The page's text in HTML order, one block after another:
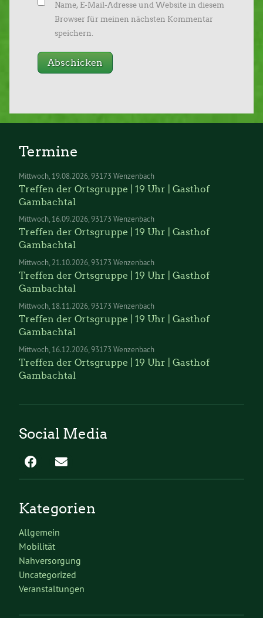
Name, E-Mail-Adresse und Website in diesem
Browser für meinen nächsten Kommentar
speichern.
Termine
Mittwoch 19.08.2026 93173 Wenzenbach
Treffen der Ortsgruppe | 19 Uhr | Gasthof
Gambachtal
Mittwoch 16.09.2026 93173 Wenzenbach
Treffen der Ortsgruppe | 19 Uhr | Gasthof
Gambachtal
Mittwoch 21.10.2026 93173 Wenzenbach
Treffen der Ortsgruppe | 19 Uhr | Gasthof
Gambachtal
Mittwoch 18.11.2026 93173 Wenzenbach
Treffen der Ortsgruppe | 19 Uhr | Gasthof
Gambachtal
Mittwoch 16.12.2026 93173 Wenzenbach
Treffen der Ortsgruppe | 19 Uhr | Gasthof
Gambachtal
Social Media
Kategorien
Allgemein
Mobilität
Nahversorgung
Uncategorized
Veranstaltungen